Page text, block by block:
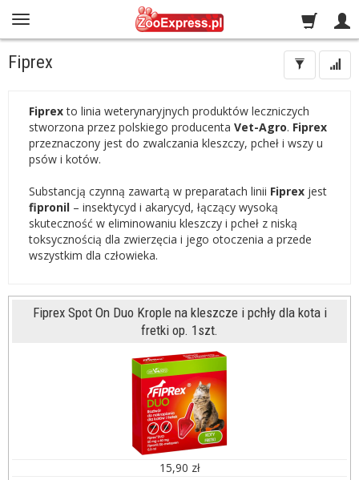
Fiprex
Fiprexto linia weterynaryjnych produktów leczniczych
stworzona przez polskiego producenta Vet-Agro. Fiprex
przeznaczony jest do zwalczania kleszczy, pcheł i wszy u
psów i kotów.
Substancją czynną zawartą w preparatach linii Fiprex jest
fipronil – insektycyd i akarycyd, łączący wysoką
skuteczność w eliminowaniu kleszczy i pcheł z niską
toksycznością dla zwierzęcia i jego otoczenia a przede
wszystkim dla człowieka.
Fiprex Spot On Duo Krople na kleszcze i pchły dla kota i
fretki op. 1szt.
15,90 zł